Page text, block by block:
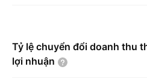
Tỷ lệ chuyển đổi doanh thu
lợi nhuận